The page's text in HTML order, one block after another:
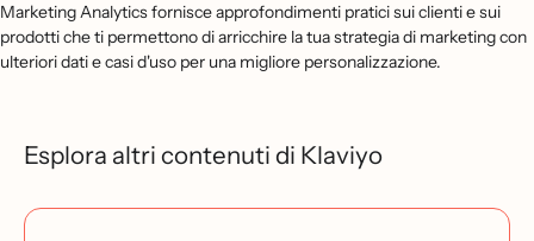
Marketing Analytics fornisce approfondimenti pratici sui clienti e sui
prodotti che ti permettono di arricchire la tua strategia di marketing con
ulteriori dati e casi d'uso per una migliore personalizzazione.
Esplora altri contenuti di Klaviyo